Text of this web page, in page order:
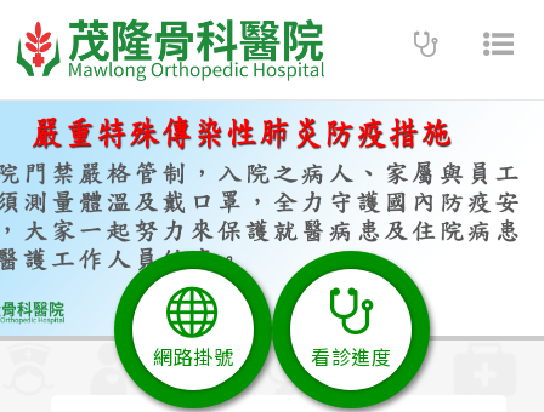
看診進度
網路掛號